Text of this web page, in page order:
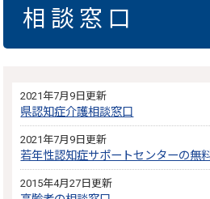
相談窓口
2021年7月9日更新
県認知症介護相談窓口
2021年7月9日更新
若年性認知症サポートセンターの無
2015年4月27日更新